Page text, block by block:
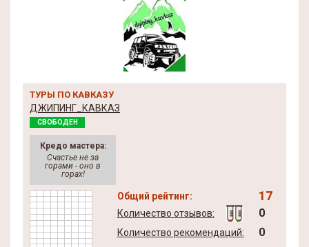
ТУРЫ ПО КАВКАЗУ
ДЖИПИНГ_КАВКАЗ
СВОБОДЕН
Кредо мастера:
Счастье не за
горами - оно в
горах!
Общий рейтинг: 17
Количество отзывов: 0
Количество рекомендаций: 0